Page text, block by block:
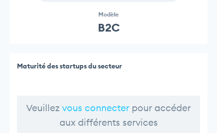
Modèle
B2C
Maturité des startups du secteur
Veuillez vous connecter pour accéder
aux différents services